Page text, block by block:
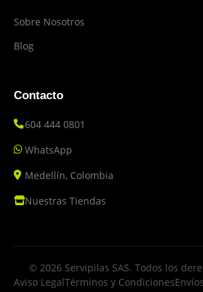
Sobre Nosotros
Blog
Contacto
604 444 0801
WhatsApp
Medellín, Colombia
Nuestras Tiendas
© 2026 Servipilas SAS. Todos los
Aviso LegalTérminos y CondicionesEnvíos